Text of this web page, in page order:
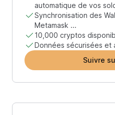
automatique de vos
Synchronisation des
Metamask ...
10,000 cryptos
Données sécurisées et
Suivre